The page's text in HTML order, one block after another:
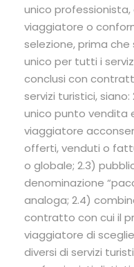
unico
viaggiatore o
selezione, prima
unico per tutti i
conclusi con
servizi turistici,
unico punto vendita
viaggiatore
offerti, venduti o
o globale; 2.3)
denominazione
analoga; 2.4)
contratto con cui il
viaggiatore di
diversi di servizi